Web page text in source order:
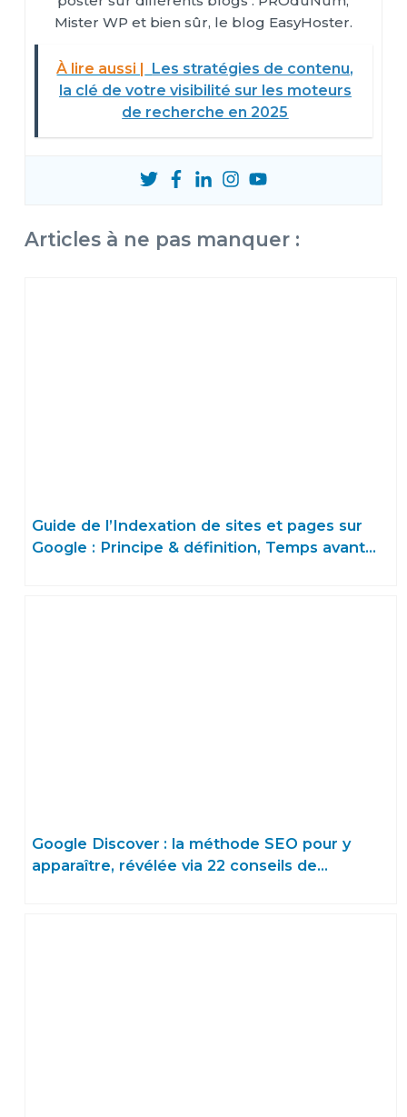
Mister WP et bien sûr, le blog EasyHoster.
À lire aussi | Les stratégies de contenu,
la clé de votre visibilité sur les moteurs
de recherche en 2025
Articles à ne pas manquer :
Guide de l’Indexation de sites et pages sur
Google : Principe & définition, Temps avant
Google Discover : la méthode SEO pour y
apparaître, révélée via 22 conseils de